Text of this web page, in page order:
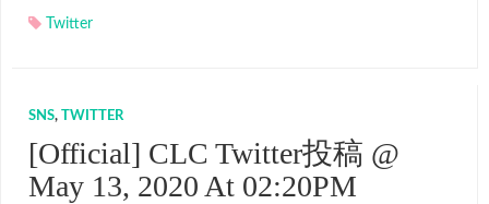
Twitter
SNS, TWITTER
[Official] CLC Twitter投稿 @
May 13, 2020 At 02:20PM